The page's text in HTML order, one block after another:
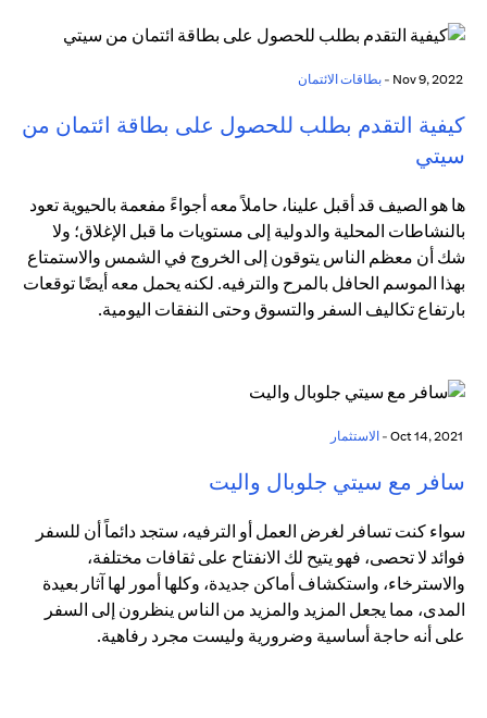
بطاقات الائتمان
كيفية التقدم بطلب للحصول على بطاقة ائتمان من
سيتي
ها هو الصيف قد أقبل علينا، حاملاً معه أجواءً مفعمة بالحيوية تعود
بالنشاطات المحلية والدولية إلى مستويات ما قبل الإغلاق؛ ولا
شك أن معظم الناس يتوقون إلى الخروج في الشمس والاستمتاع
بهذا الموسم الحافل بالمرح والترفيه. لكنه يحمل معه أيضًا توقعات
بارتفاع تكاليف السفر والتسوق وحتى النفقات اليومية.
الاستثمار
سافر مع سيتي جلوبال واليت
سواء كنت تسافر لغرض العمل أو الترفيه، ستجد دائماً أن للسفر
فوائد لا تحصى، فهو يتيح لك الانفتاح على ثقافات مختلفة،
والاسترخاء، واستكشاف أماكن جديدة، وكلها أمور لها آثار بعيدة
المدى، مما يجعل المزيد والمزيد من الناس ينظرون إلى السفر
على أنه حاجة أساسية وضرورية وليست مجرد رفاهية.